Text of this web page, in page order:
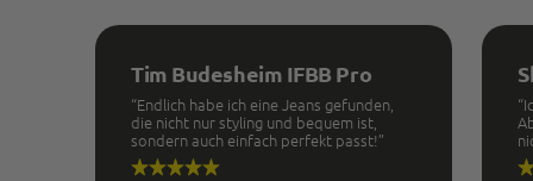
Tim Budesheim IFBB Pro
“Endlich habe ich eine Jeans gefunden,
die nicht nur styling und bequem ist,
sondern auch einfach perfekt passt!”